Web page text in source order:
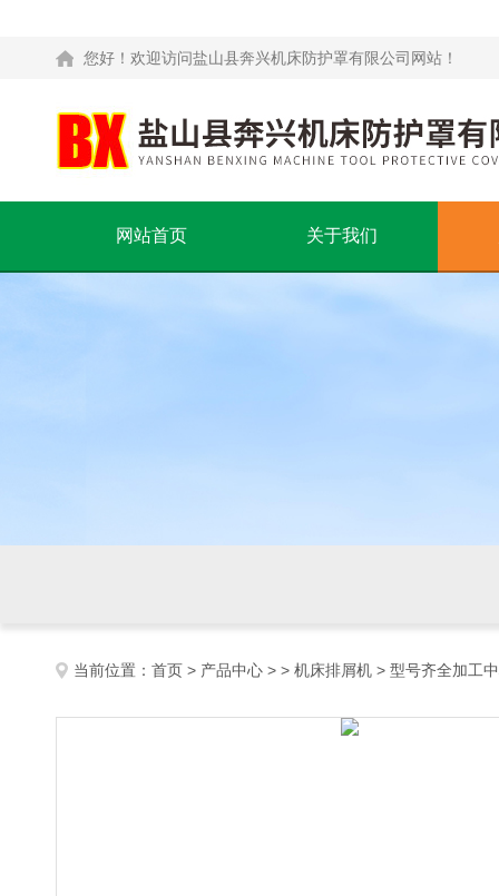
您好！欢迎访问盐山县奔兴机床防护罩有限公司网站！
网站首页 关于我们
当前位置： 首页 > 产品中心 > > 机床排屑机 > 型号齐全加工